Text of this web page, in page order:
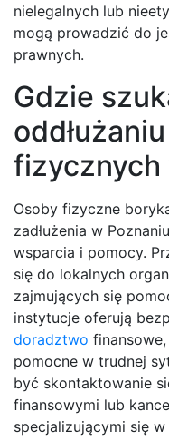
nielegalnych lub
mogą prowadzić do
prawnych.
Gdzie
fizycznych
Osoby fizyczne
zadłużenia w
wsparcia i pomocy.
się do lokalnych
zajmujących się
instytucje oferują
doradztwo
pomocne w trudnej
być skontaktowanie
finansowymi lub
specjalizującymi się